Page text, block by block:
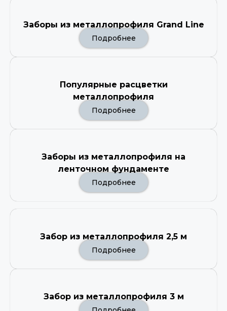
Заборы из металлопрофиля Grand Line
Подробнее
Популярные расцветки
металлопрофиля
Подробнее
Заборы из металлопрофиля на
ленточном фундаменте
Подробнее
Забор из металлопрофиля 2,5 м
Подробнее
Забор из металлопрофиля 3 м